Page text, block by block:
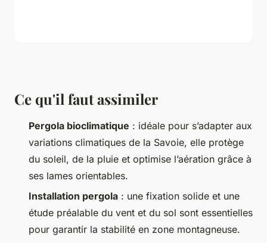
Ce qu'il faut assimiler
Pergola bioclimatique : idéale pour s’adapter aux
variations climatiques de la Savoie, elle protège
du soleil, de la pluie et optimise l’aération grâce à
ses lames orientables.
Installation pergola : une fixation solide et une
étude préalable du vent et du sol sont essentielles
pour garantir la stabilité en zone montagneuse.